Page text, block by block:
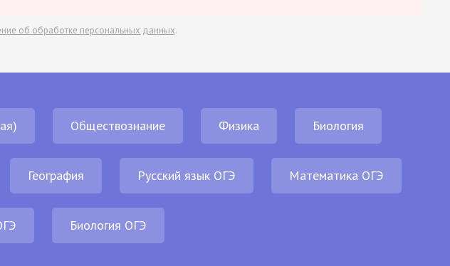
об обработке персональных данных.
Обществознание Физика Биология
География Русский язык ОГЭ Математика ОГЭ
Биология ОГЭ